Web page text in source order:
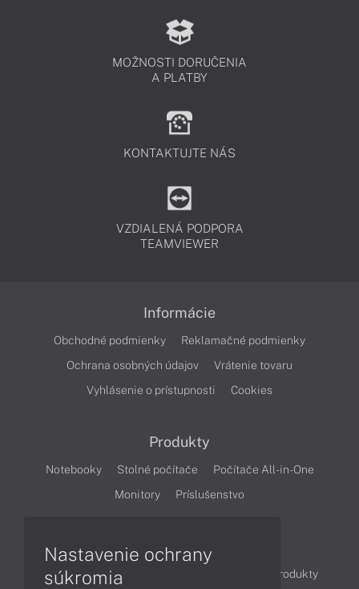
MOŽNOSTI DORUČENIA
A PLATBY
KONTAKTUJTE NÁS
VZDIALENÁ PODPORA
TEAMVIEWER
Informácie
Obchodné podmienky
Reklamačné podmienky
Ochrana osobných údajov
Vrátenie tovaru
Vyhlásenie o prístupnosti
Cookies
Produkty
Notebooky Stolné počítače
Počítače All-in-One
Monitory
Príslušenstvo
Články
Obchodné informácie
Produkty
Nastavenie ochrany
súkromia